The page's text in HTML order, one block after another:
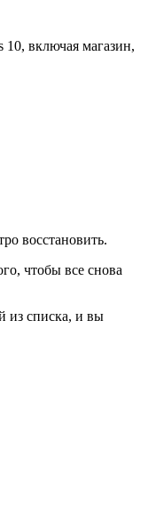
включая магазин,
восстановить.
чтобы все снова
из списка, и вы